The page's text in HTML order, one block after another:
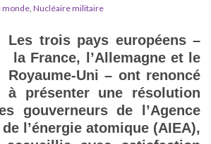
monde, Nucléaire militaire
Les trois pays européens –
la France, l’Allemagne et le
Royaume-Uni – ont renoncé
à présenter une résolution
gouverneurs de l’Agence
l’énergie atomique (AIEA),